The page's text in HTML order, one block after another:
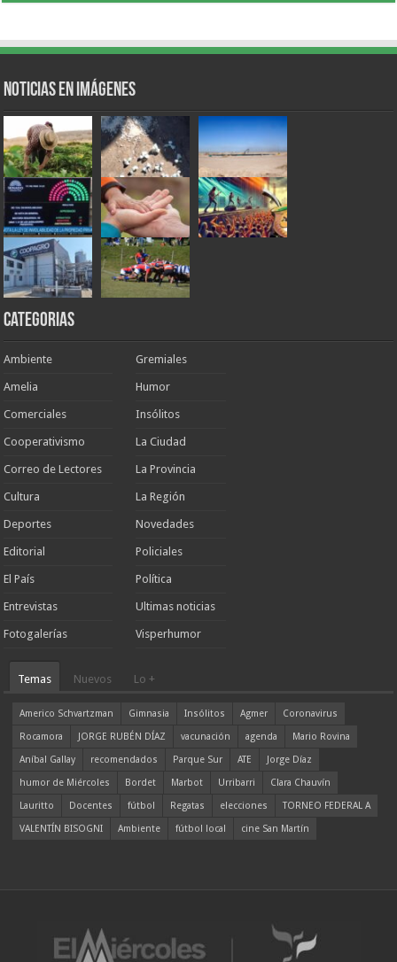
Noticias en Imágenes
Categorias
Ambiente
Amelia
Comerciales
Cooperativismo
Correo de Lectores
Cultura
Deportes
Editorial
El País
Entrevistas
Fotogalerías
Gremiales
Humor
Insólitos
La Ciudad
La Provincia
La Región
Novedades
Policiales
Política
Ultimas noticias
Visperhumor
Temas Nuevos Lo +
Americo Schvartzman Gimnasia Insólitos Agmer
Coronavirus
Rocamora
JORGE RUBÉN DÍAZ vacunación agenda
Mario Rovina
Aníbal Gallay
recomendados Parque Sur ATE
Jorge Díaz
humor de Miércoles
Bordet Marbot Urribarri
Clara Chauvín
Lauritto
Docentes fútbol Regatas elecciones
TORNEO FEDERAL A
VALENTÍN BISOGNI
Ambiente fútbol local cine San Martín